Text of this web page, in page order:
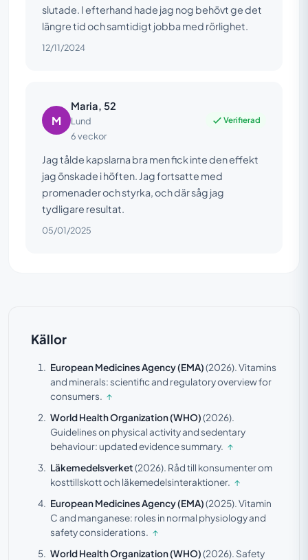
slutade. I efterhand hade jag nog behövt ge det
längre tid och samtidigt jobba med rörlighet.
12/11/2024
M
Maria, 52
Lund
6 veckor
Verifierad
Jag tålde kapslarna bra men fick inte den effekt
jag önskade i höften. Jag fortsatte med
promenader och styrka, och där såg jag
tydligare resultat.
05/01/2025
Källor
European Medicines Agency (EMA)(2026).Vitamins
and minerals: scientific and regulatory overview for
consumers. ↑
World Health Organization (WHO)(2026).
Guidelines on physical activity and sedentary
behaviour: updated evidence summary. ↑
Läkemedelsverket(2026). Råd till konsumenter om
kosttillskott och läkemedelsinteraktioner. ↑
European Medicines Agency (EMA)(2025).Vitamin
C and manganese: roles in normal physiology and
safety considerations. ↑
World Health Organization (WHO)(2026). Safety